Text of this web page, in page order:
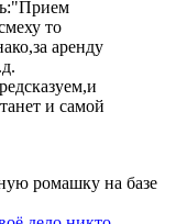
то
аренду
и самой
ромашку на базе